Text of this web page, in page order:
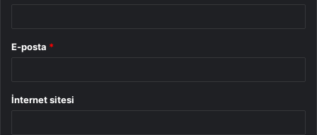
E-posta *
İnternet sitesi